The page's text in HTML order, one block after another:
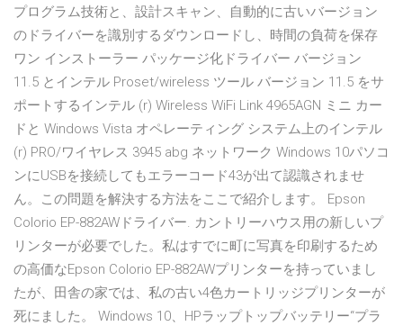
プログラム技術と、設計スキャン、自動的に古いバージョン
のドライバーを識別するダウンロードし、時間の負荷を保存
ワン インストーラー パッケージ化ドライバー バージョン
11.5 とインテル Proset/wireless ツール バージョン 11.5 をサ
ポートするインテル (r) Wireless WiFi Link 4965AGN ミニ カー
ドと Windows Vista オペレーティング システム上のインテル
(r) PRO/ワイヤレス 3945 abg ネットワーク Windows 10パソコ
ンにUSBを接続してもエラーコード43が出て認識されませ
ん。この問題を解決する方法をここで紹介します。 Epson
Colorio EP-882AWドライバー. カントリーハウス用の新しいプ
リンターが必要でした。私はすでに町に写真を印刷するため
の高価なEpson Colorio EP-882AWプリンターを持っていまし
たが、田舎の家では、私の古い4色カートリッジプリンターが
死にました。 Windows 10、HPラップトップバッテリー“プラ